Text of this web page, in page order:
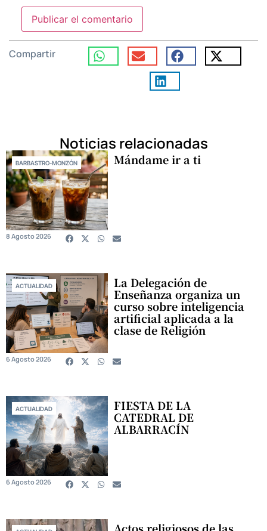
Compartir
Noticias relacionadas
BARBASTRO-MONZÓN Mándame ir a ti
8 Agosto 2026
ACTUALIDAD La Delegación de
Enseñanza organiza un
curso sobre inteligencia
artificial aplicada a la
clase de Religión
6 Agosto 2026
ACTUALIDAD FIESTA DE LA
CATEDRAL DE
ALBARRACÍN
6 Agosto 2026